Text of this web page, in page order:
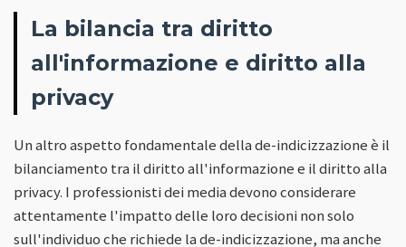
La bilancia tra diritto
all'informazione e diritto alla
privacy
Un altro aspetto fondamentale della de-indicizzazione è il
bilanciamento tra il diritto all'informazione e il diritto alla
privacy. I professionisti dei media devono considerare
attentamente l'impatto delle loro decisioni non solo
sull'individuo che richiede la de-indicizzazione, ma anche